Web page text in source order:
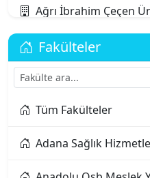
Ağrı İbrahim Çeçen
Akdeniz Karpaz
Akdeniz Üniversitesi
Aksaray Üniversitesi
Alanya Alaaddin
Fakülteler
Tüm Fakülteler
Adana Sağlık